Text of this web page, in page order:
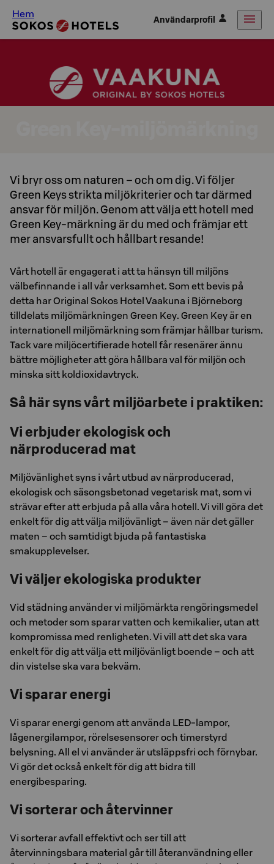
Hem Användarprofil
Vi bryr oss om naturen – och om dig. Vi följer
Green Keys strikta miljökriterier och tar därmed
ansvar för miljön. Genom att välja ett hotell med
Green Key-märkning är du med och främjar ett
mer ansvarsfullt och hållbart resande!
Vårt hotell är engagerat i att ta hänsyn till miljöns
välbefinnande i all vår verksamhet. Som ett bevis på
detta har Original Sokos Hotel Vaakuna i Björneborg
tilldelats miljömärkningen Green Key. Green Key är en
internationell miljömärkning som främjar hållbar turism.
Tack vare miljöcertifierade hotell får resenärer ännu
bättre möjligheter att göra hållbara val för miljön och
minska sitt koldioxidavtryck.
Så här syns vårt miljöarbete i praktiken:
Vi erbjuder ekologisk och
närproducerad mat
Miljövänlighet syns i vårt utbud av närproducerad,
ekologisk och säsongsbetonad vegetarisk mat, som vi
strävar efter att erbjuda på alla våra hotell. Vi vill göra det
enkelt för dig att välja miljövänligt – även när det gäller
maten – och samtidigt bjuda på fantastiska
smakupplevelser.
Vi väljer ekologiska produkter
Vid städning använder vi miljömärkta rengöringsmedel
och metoder som sparar vatten och kemikalier, utan att
kompromissa med renligheten. Vi vill att det ska vara
enkelt för dig att välja ett miljövänligt boende – och att
din vistelse ska vara bekväm.
Vi sparar energi
Vi sparar energi genom att använda LED-lampor,
lågenergilampor, rörelsesensorer och timerstyrd
belysning. All el vi använder är utsläppsfri och förnybar.
Vi gör det också enkelt för dig att bidra till
energibesparing.
Vi sorterar och återvinner
Vi sorterar avfall effektivt och ser till att
återvinningsbara material går till återanvändning eller